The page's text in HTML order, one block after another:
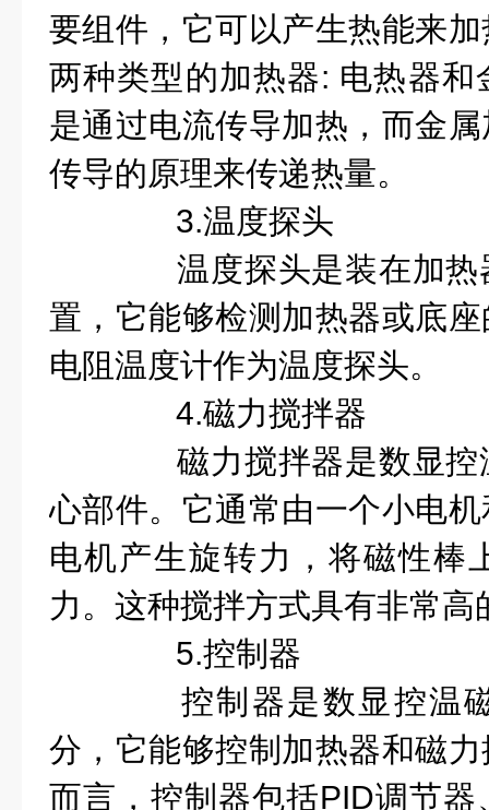
要组件，它可以产生热能来
两种类型的加热器: 电热器和
是通过电流传导加热，而金
传导的原理来传递热量。
3.温度探头
温度探头是装在加热
置，它能够检测加热器或底
电阻温度计作为温度探头。
4.磁力搅拌器
磁力搅拌器是数显控
心部件。它通常由一个小电
电机产生旋转力，将磁性棒
力。这种搅拌方式具有非常高
5.控制器
控制器是数显控温磁
分，它能够控制加热器和磁
而言，控制器包括PID调节